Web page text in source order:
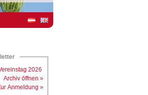
2026
Archiv öffnen »
Anmeldung »